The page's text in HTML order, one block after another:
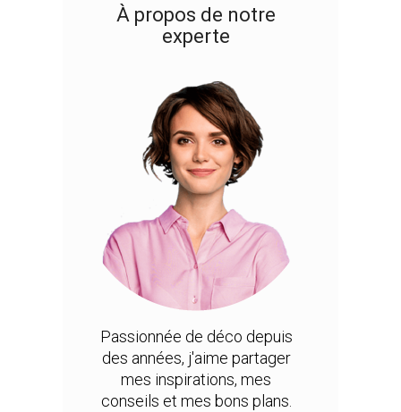
À propos de notre
experte
Passionnée de déco depuis
des années, j'aime partager
mes inspirations, mes
conseils et mes bons plans.